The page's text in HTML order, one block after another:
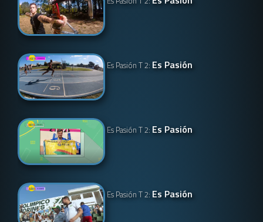
Es Pasión T 2: Es Pasión
Es Pasión T 2: Es Pasión
Es Pasión T 2: Es Pasión